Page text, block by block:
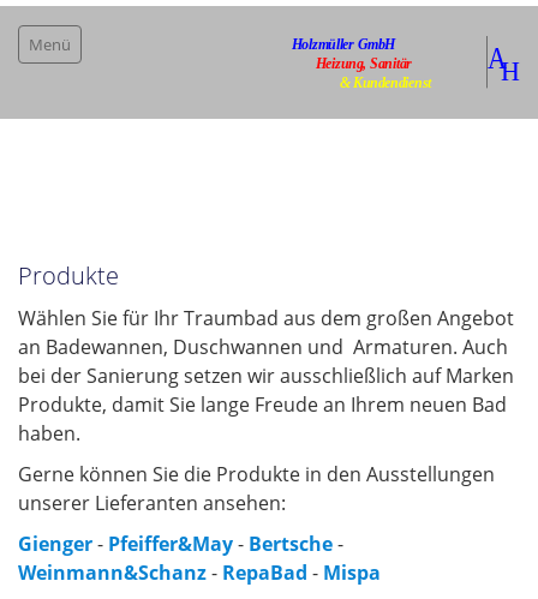
Menü
Bad & Installation
Technologie
Barrierefrei
Produkte
Wärme
Kundendienst
Kontakt
Produkte
Wählen Sie für Ihr Traumbad aus dem großen Angebot
an Badewannen, Duschwannen und Armaturen. Auch
bei der Sanierung setzen wir ausschließlich auf Marken
Produkte, damit Sie lange Freude an Ihrem neuen Bad
haben.
Gerne können Sie die Produkte in den Ausstellungen
unserer Lieferanten ansehen:
Gienger- Pfeiffer&May- Bertsche-
Weinmann&Schanz- RepaBad - Mispa